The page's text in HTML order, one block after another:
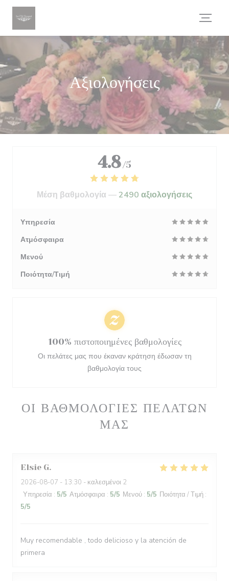
Πίνακας διαχείρισης "Μπισκότων" (Cookies)
Αξιολογήσεις
ΟΙ ΒΑΘΜΟΛΟΓΊΕΣ ΠΕΛΑΤΏΝ
ΜΑΣ
Elsie G
2026-08-07 - 13:30 - καλεσμένοι 2
Υπηρεσία : 5/5 Ατμόσφαιρα : 5/5 Μενού : 5/5 Ποιότητα / Τιμή :
5/5
Muy recomendable , todo delicioso y la atención de
primera
4.8 /5
Μέση βαθμολογία —2490 αξιολογήσεις
Υπηρεσία
Ατμόσφαιρα
Μενού
Ποιότητα/Τιμή
100% πιστοποιημένες βαθμολογίες
Οι πελάτες μας που έκαναν κράτηση έδωσαν τη
βαθμολογία τους